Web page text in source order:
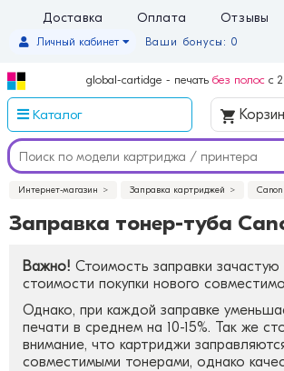
Доставка Оплата Отзывы
Ваши бонусы: 0
Личный кабинет
global-cartidge - печать без полос с
Каталог
Интернет-магазин Заправка картриджей Canon
Заправка тонер-туба
Важно! Стоимость заправки зачастую
стоимости покупки нового
Однако, при каждой заправке
печати в среднем на 10-15%. Так же
внимание, что картриджи
совместимыми тонерами, однако